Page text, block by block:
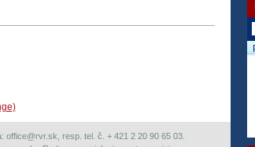
resp. tel. č. + 421 2 20 90 65 03.